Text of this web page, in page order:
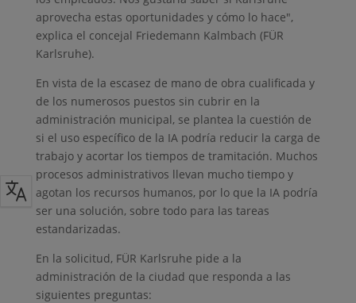
aprovecha estas oportunidades y cómo lo hace",
explica el concejal Friedemann Kalmbach (FÜR
Karlsruhe).
En vista de la escasez de mano de obra cualificada y
de los numerosos puestos sin cubrir en la
administración municipal, se plantea la cuestión de
si el uso específico de la IA podría reducir la carga de
trabajo y acortar los tiempos de tramitación. Muchos
procesos administrativos llevan mucho tiempo y
agotan los recursos humanos, por lo que la IA podría
ser una solución, sobre todo para las tareas
estandarizadas.
En la solicitud, FÜR Karlsruhe pide a la
administración de la ciudad que responda a las
siguientes preguntas: